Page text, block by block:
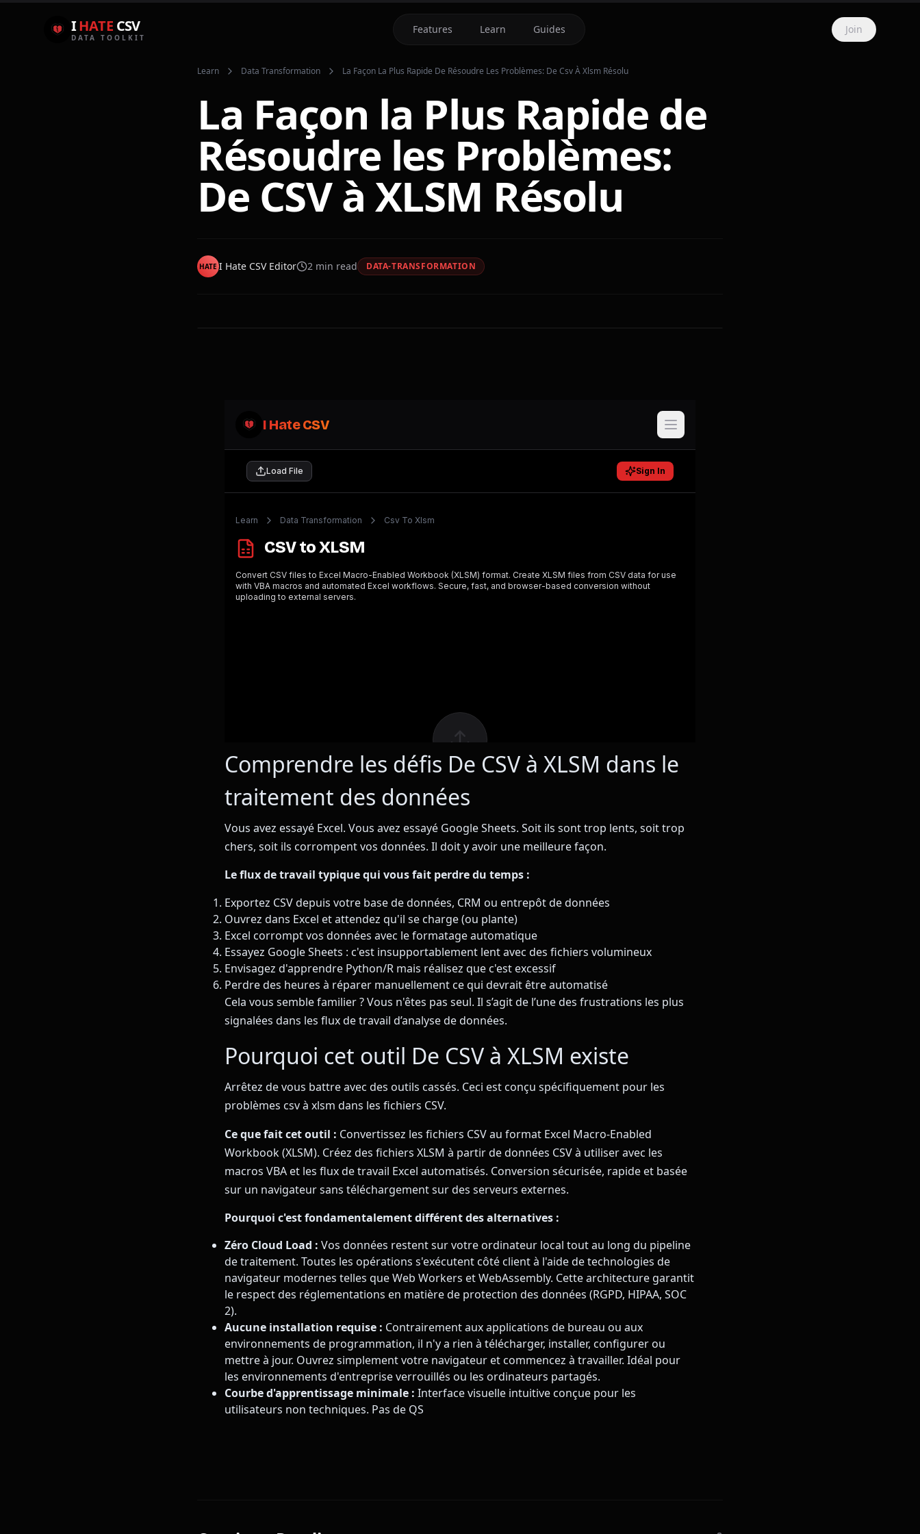
IHATE CSV
DATA TOOLKIT
Features Learn Guides Join
Learn Data Transformation La Façon La Plus Rapide De Résoudre Les Problèmes: De Csv À Xlsm Résolu
La Façon la Plus Rapide de
Résoudre les Problèmes:
De CSV à XLSM Résolu
HATE I Hate CSV Editor 2 min read DATA-TRANSFORMATION
Comprendre les défis De CSV à XLSM dans le
traitement des données
Vous avez essayé Excel. Vous avez essayé Google Sheets. Soit ils sont trop lents, soit trop
chers, soit ils corrompent vos données. Il doit y avoir une meilleure façon.
Le flux de travail typique qui vous fait perdre du temps :
Exportez CSV depuis votre base de données, CRM ou entrepôt de données
Ouvrez dans Excel et attendez qu'il se charge (ou plante)
Excel corrompt vos données avec le formatage automatique
Essayez Google Sheets : c'est insupportablement lent avec des fichiers volumineux
Envisagez d'apprendre Python/R mais réalisez que c'est excessif
Perdre des heures à réparer manuellement ce qui devrait être automatisé
Cela vous semble familier ? Vous n'êtes pas seul. Il s’agit de l’une des frustrations les plus
signalées dans les flux de travail d’analyse de données.
Pourquoi cet outil De CSV à XLSM existe
Arrêtez de vous battre avec des outils cassés. Ceci est conçu spécifiquement pour les
problèmes csv à xlsm dans les fichiers CSV.
Ce que fait cet outil : Convertissez les fichiers CSV au format Excel Macro-Enabled
Workbook (XLSM). Créez des fichiers XLSM à partir de données CSV à utiliser avec les
macros VBA et les flux de travail Excel automatisés. Conversion sécurisée, rapide et basée
sur un navigateur sans téléchargement sur des serveurs externes.
Pourquoi c'est fondamentalement différent des alternatives :
Zéro Cloud Load : Vos données restent sur votre ordinateur local tout au long du pipeline
de traitement. Toutes les opérations s'exécutent côté client à l'aide de technologies de
navigateur modernes telles que Web Workers et WebAssembly. Cette architecture garantit
le respect des réglementations en matière de protection des données (RGPD, HIPAA, SOC
2).
Aucune installation requise : Contrairement aux applications de bureau ou aux
environnements de programmation, il n'y a rien à télécharger, installer, configurer ou
mettre à jour. Ouvrez simplement votre navigateur et commencez à travailler. Idéal pour
les environnements d'entreprise verrouillés ou les ordinateurs partagés.
Courbe d'apprentissage minimale : Interface visuelle intuitive conçue pour les
utilisateurs non techniques. Pas de QS